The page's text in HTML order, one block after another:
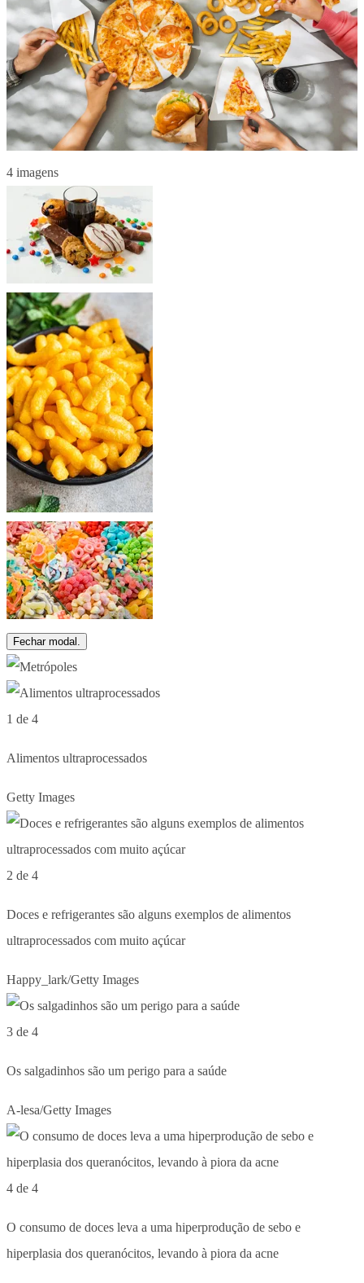
4 imagens
Fechar modal.
1 de 4
Alimentos ultraprocessados
Getty Images
2 de 4
Doces e refrigerantes são alguns exemplos de alimentos
ultraprocessados com muito açúcar
Happy_lark/Getty Images
3 de 4
Os salgadinhos são um perigo para a saúde
A-lesa/Getty Images
4 de 4
O consumo de doces leva a uma hiperprodução de sebo e
hiperplasia dos queranócitos, levando à piora da acne